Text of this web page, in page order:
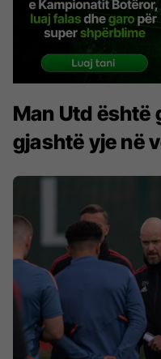
Man Utd është
gjashtë yje në